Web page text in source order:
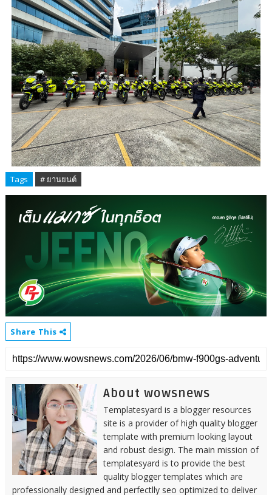
Tags # ยานยนต์
Share This
About wowsnews
Templatesyard is a blogger resources
site is a provider of high quality blogger
template with premium looking layout
and robust design. The main mission of
templatesyard is to provide the best
quality blogger templates which are
professionally designed and perfectlly seo optimized to deliver